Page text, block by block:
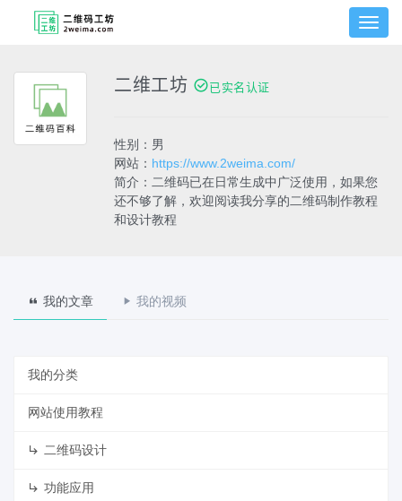
切
二维工坊 已实名认证
性别：男
网站： https://www.2weima.com/
简介：二维码已在日常生成中广泛使用，如果您
还不够了解，欢迎阅读我分享的二维码制作教程
和设计教程
我的文章 我的视频
我的分类
网站使用教程
二维码设计
功能应用